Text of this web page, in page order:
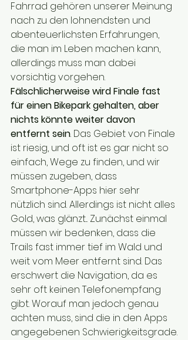
Fahrrad gehören unserer Meinung
nach zu den lohnendsten und
abenteuerlichsten Erfahrungen,
die man im Leben machen kann,
allerdings muss man dabei
vorsichtig vorgehen.
Fälschlicherweise wird Finale fast
für einen Bikepark gehalten, aber
nichts könnte weiter davon
entfernt sein. Das Gebiet von Finale
ist riesig, und oft ist es gar nicht so
einfach, Wege zu finden, und wir
müssen zugeben, dass
Smartphone-Apps hier sehr
nützlich sind. Allerdings ist nicht alles
Gold, was glänzt... Zunächst einmal
müssen wir bedenken, dass die
Trails fast immer tief im Wald und
weit vom Meer entfernt sind. Das
erschwert die Navigation, da es
sehr oft keinen Telefonempfang
gibt. Worauf man jedoch genau
achten muss, sind die in den Apps
angegebenen Schwierigkeitsgrade.